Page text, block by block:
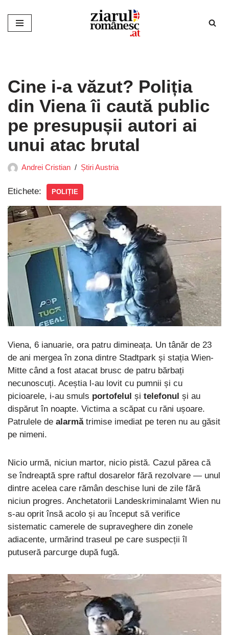
Sari
Cine i-a văzut? Poliția
din Viena îi caută public
pe presupușii autori ai
unui atac brutal
Andrei Cristian Știri Austria
Etichete: POLIȚIE
Viena, 6 ianuarie, ora patru dimineața. Un tânăr de 23
de ani mergea în zona dintre Stadtpark și stația Wien-
Mitte când a fost atacat brusc de patru bărbați
necunoscuți. Aceștia l-au lovit cu pumnii și cu
picioarele, i-au smuls portofelul și telefonul și au
dispărut în noapte. Victima a scăpat cu răni ușoare.
Patrulele de alarmătrimise imediat pe teren nu au găsit
pe nimeni.
Nicio urmă, niciun martor, nicio pistă. Cazul părea că
se îndreaptă spre raftul dosarelor fără rezolvare — unul
dintre acelea care rămân deschise luni de zile fără
niciun progres. Anchetatorii Landeskriminalamt Wien nu
s-au oprit însă acolo și au început să verifice
sistematic camerele de supraveghere din zonele
adiacente, urmărind traseul pe care suspecții îl
putuseră parcurge după fugă.